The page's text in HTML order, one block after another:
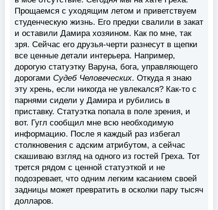
Прощаемся с уходящим летом и приветствуем
студенческую жизнь. Его предки свалили в закат
и оставили Дамира хозяином. Как по мне, так
зря. Сейчас его друзья-черти разнесут в щепки
все ценные детали интерьера. Например,
дорогую статуэтку Варуна, бога, управляющего
дорогами Судеб Человеческих. Откуда я знаю
эту хрень, если никогда не увлекался? Как-то с
парнями сидели у Дамира и рубились в
приставку. Статуэтка попала в поле зрения, и
вот. Гугл сообщил мне всю необходимую
информацию. После я каждый раз избегал
столкновения с адским атрибутом, а сейчас
скашиваю взгляд на одного из гостей Греха. Тот
трется рядом с ценной статуэткой и не
подозревает, что одним легким касанием своей
задницы может превратить в осколки пару тысяч
долларов.